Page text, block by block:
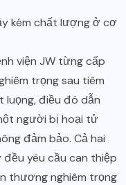
kém chất lượng ở cơ
viện JW từng cấp
trọng sau tiêm
luọng, điều đó dẫn
người bị hoại tử
đảm bảo. Cả hai
yêu cầu can thiệp
thương nghiêm trọng